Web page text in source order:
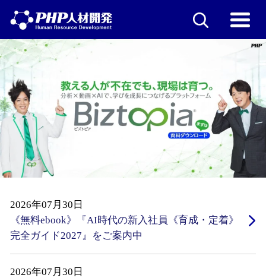
2026年07月30日
《無料ebook》『AI時代の新入社員《育成・定着》
完全ガイド2027』をご案内中
2026年07月30日